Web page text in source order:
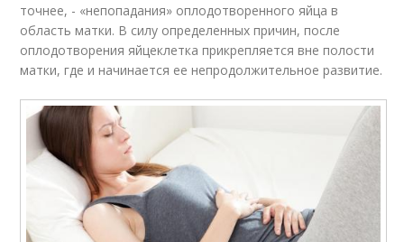
точнее, - «непопадания» оплодотворенного яйца в
область матки. В силу определенных причин, после
оплодотворения яйцеклетка прикрепляется вне полости
матки, где и начинается ее непродолжительное развитие.